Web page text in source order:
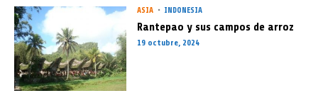
ASIA INDONESIA
Rantepao y sus campos de arroz
19 octubre, 2024